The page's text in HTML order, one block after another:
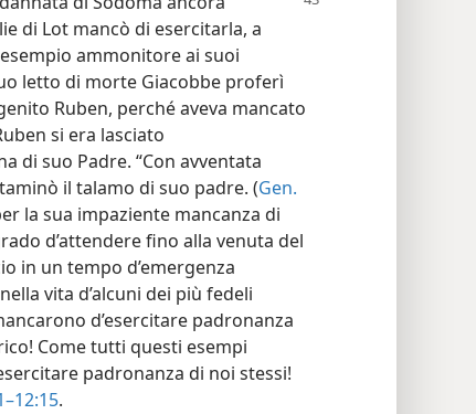
di Lot mancò di esercitarla, a
ammonitore ai suoi
letto di morte Giacobbe proferì
Ruben, perché aveva mancato
si era lasciato
di suo Padre. “Con avventata
il talamo di suo padre. (Gen.
la sua impaziente mancanza di
d’attendere fino alla venuta del
in un tempo d’emergenza
vita d’alcuni dei più fedeli
d’esercitare padronanza
Come tutti questi esempi
padronanza di noi stessi!
.